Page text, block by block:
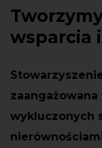
wsparcia
zaangażowana
wykluczonych